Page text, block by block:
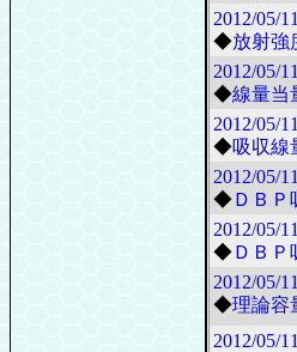
2012/05/11
◆放射強
2012/05/11
◆線量当
2012/05/11
◆吸収線
2012/05/11
◆ＤＢＰ
2012/05/11
◆ＤＢＰ
2012/05/11
◆理論容
2012/05/11